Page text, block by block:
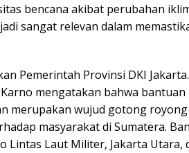
bencana akibat perubahan
sangat relevan dalam
Pemerintah Provinsi DKI
mengatakan bahwa bantuan
merupakan wujud gotong royong
masyarakat di Sumatera.
Lintas Laut Militer, Jakarta Utara,